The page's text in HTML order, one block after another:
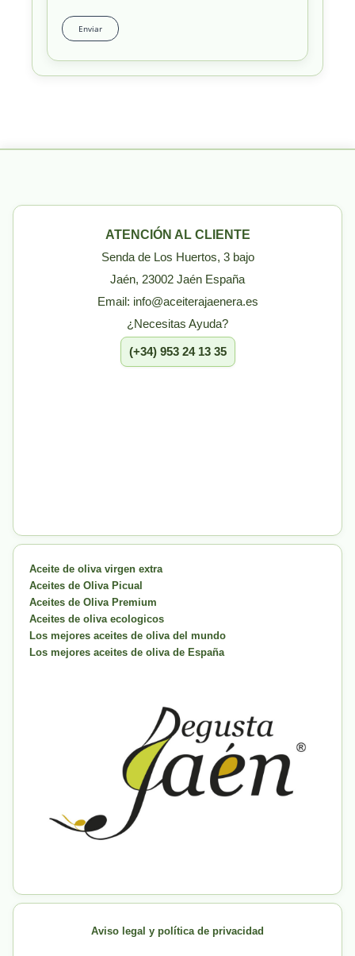
ATENCIÓN AL CLIENTE
Senda de Los Huertos, 3 bajo
Jaén, 23002 Jaén España
Email: info@aceiterajaenera.es
¿Necesitas Ayuda?
(+34) 953 24 13 35
Aceite de oliva virgen extra
Aceites de Oliva Picual
Aceites de Oliva Premium
Aceites de oliva ecologicos
Los mejores aceites de oliva del mundo
Los mejores aceites de oliva de España
Aviso legal y política de privacidad